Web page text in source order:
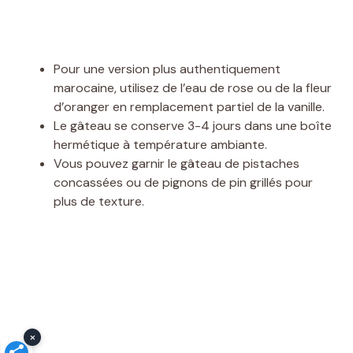
Pour une version plus authentiquement
marocaine, utilisez de l’eau de rose ou de la fleur
d’oranger en remplacement partiel de la vanille.
Le gâteau se conserve 3-4 jours dans une boîte
hermétique à température ambiante.
Vous pouvez garnir le gâteau de pistaches
concassées ou de pignons de pin grillés pour
plus de texture.
×